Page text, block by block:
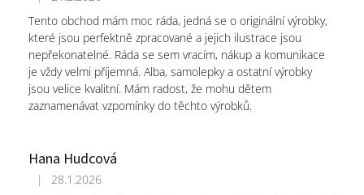
Tento obchod mám moc ráda, jedná se o originální výrobky,
které jsou perfektně zpracované a jejich ilustrace jsou
nepřekonatelné. Ráda se sem vracím, nákup a komunikace
je vždy velmi příjemná. Alba, samolepky a ostatní výrobky
jsou velice kvalitní. Mám radost, že mohu dětem
zaznamenávat vzpomínky do těchto výrobků.
Hana Hudcová
Hodnocení obchodu je 5 z 5 hvězdiček.
|
28.1.2026